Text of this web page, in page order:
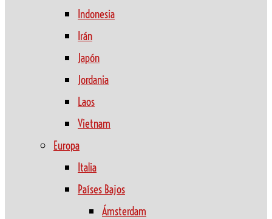
Indonesia
Irán
Japón
Jordania
Laos
Vietnam
Europa
Italia
Países Bajos
Ámsterdam